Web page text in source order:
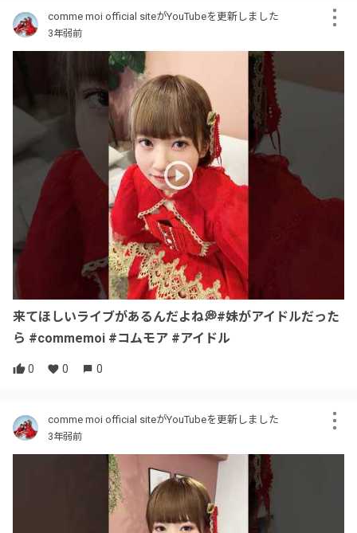
comme moi official siteがYouTubeを更新しました
3年弱前
来てほしいライブがあるんだよね💭#妹がアイドルだった
ら #commemoi #コムモア #アイドル
0 0 0
comme moi official siteがYouTubeを更新しました
3年弱前